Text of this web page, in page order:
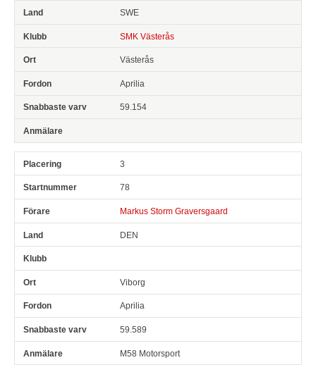
SWE
SMK Västerås
Västerås
Aprilia
59.154
3
78
Markus Storm Graversgaard
DEN
Viborg
Aprilia
59.589
M58 Motorsport